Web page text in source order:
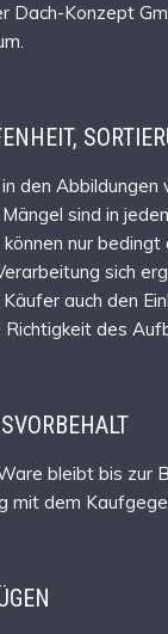
Dach-Konzept
den Abbildungen
sind in
nur
sich
auch den
Richtigkeit des
bleibt bis zur
mit dem